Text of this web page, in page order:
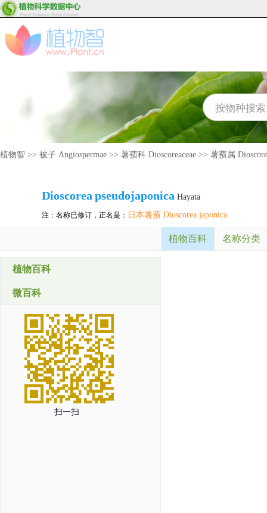
植物智 >> 被子 Angiospermae >> 薯蓣科 Dioscoreaceae >> 薯蓣属
Dioscorea pseudojaponica Hayata
注：名称已修订，正名是： 日本薯蓣 Dioscorea japonica
植物百科 名称分类
植物百科
微百科
扫一扫